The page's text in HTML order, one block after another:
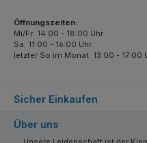
Sicher Einkaufen
Öffnungszeiten:
Mi/Fr: 14:00 - 18:00 Uhr
Sa: 11:00 - 16:00 Uhr
letzter So im Monat: 13:00 - 17:00
Über uns